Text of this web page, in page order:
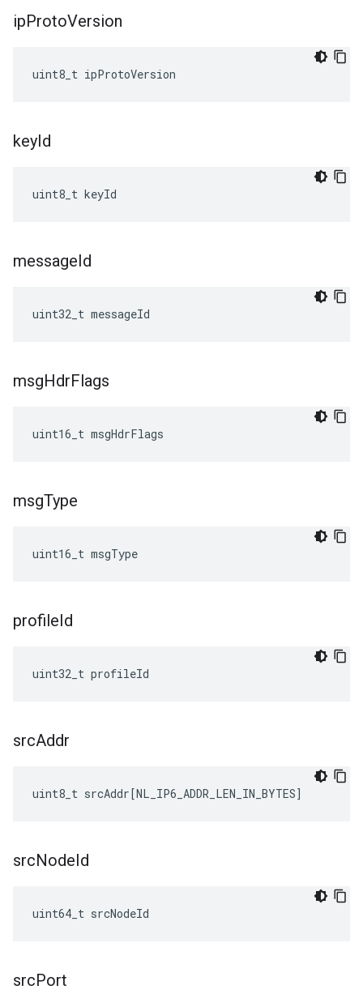
ipProtoVersion
uint8_t ipProtoVersion
keyId
uint8_t keyId
messageId
uint32_t messageId
msgHdrFlags
uint16_t msgHdrFlags
msgType
uint16_t msgType
profileId
uint32_t profileId
srcAddr
uint8_t srcAddr[NL_IP6_ADDR_LEN_IN_BYTES]
srcNodeId
uint64_t srcNodeId
srcPort